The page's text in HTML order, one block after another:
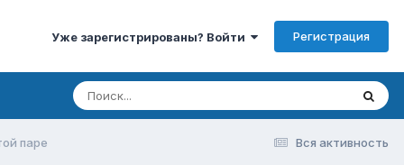
Уже зарегистрированы? Войти Регистрация
Вся активность
паре